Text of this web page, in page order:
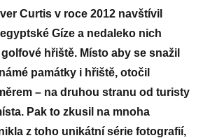
Curtis v roce 2012 navštívil
Gíze a nedaleko nich
hřiště. Místo aby se snažil
památky i hřiště, otočil
– na druhou stranu od turisty
Pak to zkusil na mnoha
z toho unikátní série fotografií,